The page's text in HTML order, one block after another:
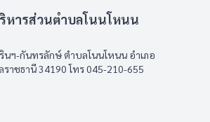
หารส่วนตำบลโนนโหนน
นฯ-กันทรลักษ์ ตำบลโนนโหนน อำเภอ
าชธานี 34190 โทร 045-210-655